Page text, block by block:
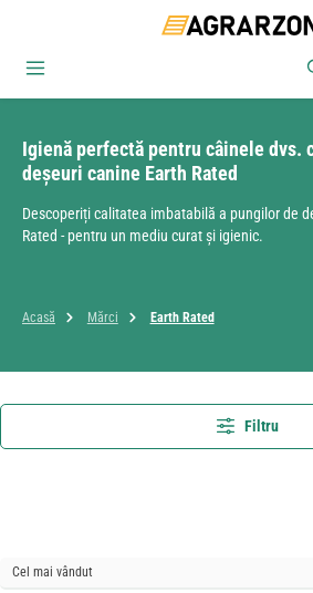
Sari la conținutul principal
Igienă perfectă pentru câinele dvs.
deșeuri canine Earth Rated
Descoperiți calitatea imbatabilă a pungilor de
Rated - pentru un mediu curat și igienic.
Acasă Mărci Earth Rated
Filtru